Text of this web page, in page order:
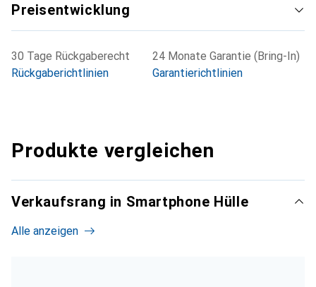
Preisentwicklung
30 Tage Rückgaberecht
Rückgaberichtlinien
24 Monate Garantie (Bring-In)
Garantierichtlinien
Produkte vergleichen
Verkaufsrang in Smartphone Hülle
Alle anzeigen